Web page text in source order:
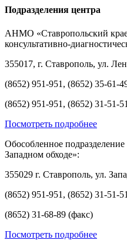
Подразделения центра
АНМО «Ставропольский
консультативно-
355017, г. Ставрополь, ул.
(8652) 951-951, (8652) 35-61-
(8652) 951-951, (8652) 31-51-
Посмотреть подробнее
Обособленное
Западном обходе»:
355029 г. Ставрополь, ул.
(8652) 951-951, (8652) 31-51-
(8652) 31-68-89 (факс)
Посмотреть подробнее